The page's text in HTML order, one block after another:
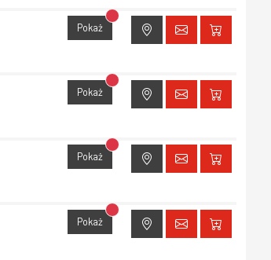
Pokaż Brak dostępu do lokalizacji
Pokaż Brak dostępu do lokalizacji
Pokaż Brak dostępu do lokalizacji
Pokaż Brak dostępu do lokalizacji